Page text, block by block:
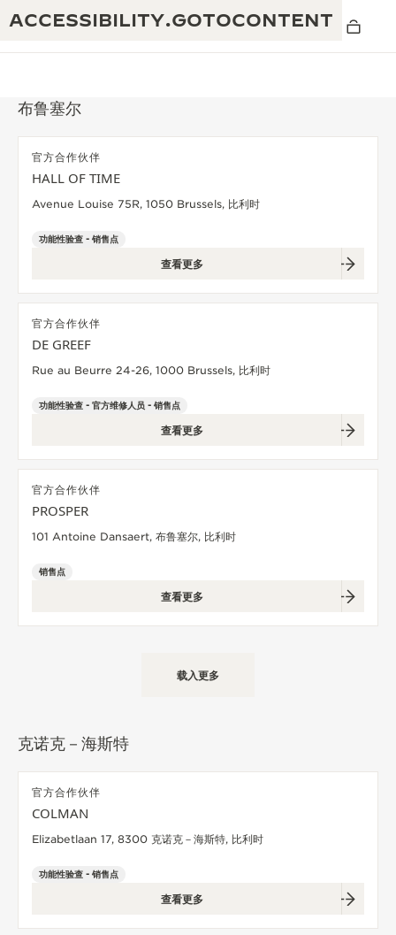
ACCESSIBILITY.GOTOCONTENT
积家国际质保
空气钟国际质保
积家REVERSO 1931 CAFÉ
览
REVERSO翻转系列腕表主题展
THE SOUND MAKER声音之艺主题展
览
STELLAR ODYSSEY星空传奇
精准先锋
查看所有活动
190余年
180多项精湛技艺
布鲁塞尔
官方合作伙伴
HALL OF TIME
Avenue Louise 75R, 1050 Brussels, 比利时
功能性验查 - 销售点
查看更多
官方合作伙伴
DE GREEF
Rue au Beurre 24-26, 1000 Brussels, 比利时
功能性验查 - 官方维修人员 - 销售点
查看更多
官方合作伙伴
PROSPER
101 Antoine Dansaert, 布鲁塞尔, 比利时
销售点
查看更多
载入更多
克诺克－海斯特
官方合作伙伴
COLMAN
Elizabetlaan 17, 8300 克诺克－海斯特, 比利时
功能性验查 - 销售点
查看更多